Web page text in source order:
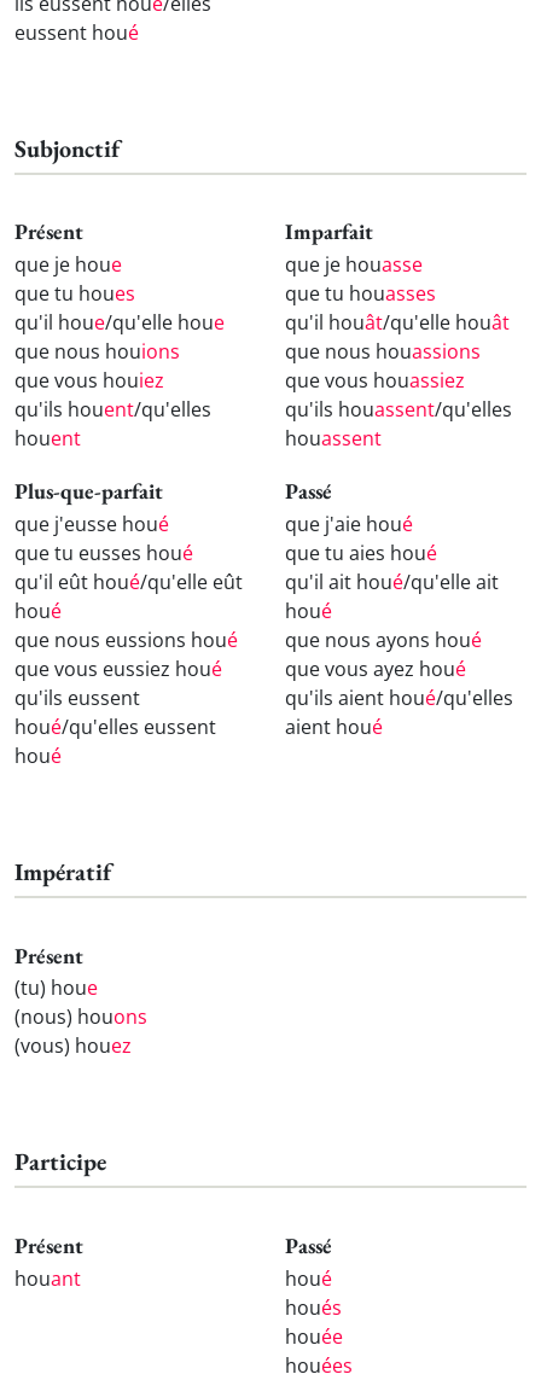
eussent houé
Subjonctif
Présent
que je houe
que tu houes
qu'il houe/qu'elle houe
que nous houions
que vous houiez
qu'ils houent/qu'elles
houent
Imparfait
que je houasse
que tu houasses
qu'il houât/qu'elle houât
que nous houassions
que vous houassiez
qu'ils houassent/qu'elles
houassent
Plus-que-parfait
que j'eusse houé
que tu eusses houé
qu'il eût houé/qu'elle eût
houé
que nous eussions houé
que vous eussiez houé
qu'ils eussent
houé/qu'elles eussent
houé
Passé
que j'aie houé
que tu aies houé
qu'il ait houé/qu'elle ait
houé
que nous ayons houé
que vous ayez houé
qu'ils aient houé/qu'elles
aient houé
Impératif
Présent
(tu) houe
(nous) houons
(vous) houez
Participe
Présent
houant
Passé
houé
houés
houée
houées